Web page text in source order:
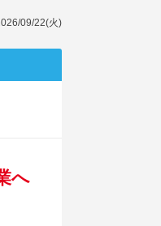
09/22(火)
へ